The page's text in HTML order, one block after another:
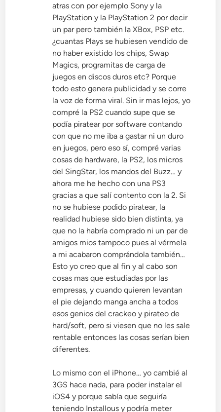
atras con por ejemplo Sony y la
PlayStation y la PlayStation 2 por decir
un par pero también la XBox, PSP etc.
¿cuantas Plays se hubiesen vendido de
no haber existido los chips, Swap
Magics, programitas de carga de
juegos en discos duros etc? Porque
todo esto genera publicidad y se corre
la voz de forma viral. Sin ir mas lejos, yo
compré la PS2 cuando supe que se
podía piratear por software contando
con que no me iba a gastar ni un duro
en juegos, pero eso sí, compré varias
cosas de hardware, la PS2, los micros
del SingStar, los mandos del Buzz… y
ahora me he hecho con una PS3
gracias a que salí contento con la 2. Si
no se hubiese podido piratear, la
realidad hubiese sido bien distinta, ya
que no la habría comprado ni un par de
amigos mios tampoco pues al vérmela
a mi acabaron comprándola también…
Esto yo creo que al fin y al cabo son
cosas mas que estudiadas por las
empresas, y cuando quieren levantan
el pie dejando manga ancha a todos
esos genios del crackeo y pirateo de
hard/soft, pero si viesen que no les sale
rentable entonces las cosas serían bien
diferentes.
Lo mismo con el iPhone… yo cambié al
3GS hace nada, para poder instalar el
iOS4 y porque sabía que seguiría
teniendo Installous y podría meter